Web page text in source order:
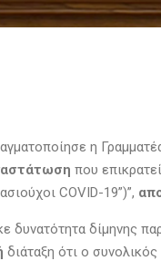
η
που
COVID-19”)”,
δυνατότητα δίμηνης
διάταξη ότι ο